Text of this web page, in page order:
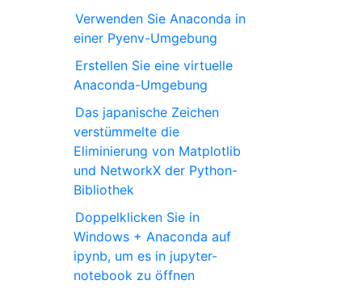
Verwenden Sie Anaconda in
einer Pyenv-Umgebung
Erstellen Sie eine virtuelle
Anaconda-Umgebung
Das japanische Zeichen
verstümmelte die
Eliminierung von Matplotlib
und NetworkX der Python-
Bibliothek
Doppelklicken Sie in
Windows + Anaconda auf
ipynb, um es in jupyter-
notebook zu öffnen